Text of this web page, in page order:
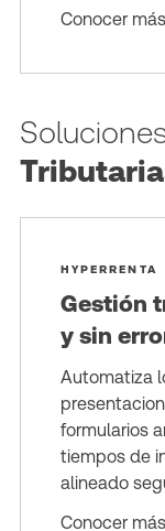
Conocer más
HYPERRENTA
Gestión
y sin
Automatiza
formularios
tiempos de
alineado
Conocer más